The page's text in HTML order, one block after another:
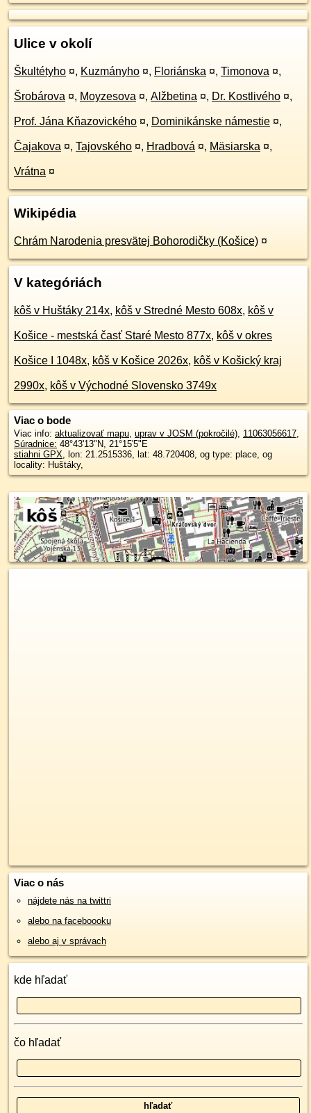
Ulice v okolí
Škultétyho ¤, Kuzmányho ¤, Floriánska ¤, Timonova ¤,
Šrobárova ¤, Moyzesova ¤, Alžbetina ¤, Dr. Kostlivého ¤,
Prof. Jána Kňazovického ¤, Dominikánske námestie ¤,
Čajakova ¤, Tajovského ¤, Hradbová ¤, Mäsiarska ¤,
Vrátna ¤
Wikipédia
Chrám Narodenia presvätej Bohorodičky (Košice) ¤
V kategóriách
kôš v Huštáky 214x, kôš v Stredné Mesto 608x, kôš v
Košice - mestská časť Staré Mesto 877x, kôš v okres
Košice I 1048x, kôš v Košice 2026x, kôš v Košický kraj
2990x, kôš v Východné Slovensko 3749x
Viac o bode
Viac info: aktualizovať mapu, uprav v JOSM (pokročilé), 11063056617,
Súradnice: 48°43'13"N, 21°15'5"E
stiahni GPX, lon: 21.2515336, lat: 48.720408, og type: place, og
locality: Huštáky,
Viac o nás
nájdete nás na twittri
alebo na faceboooku
alebo aj v správach
kde hľadať
čo hľadať